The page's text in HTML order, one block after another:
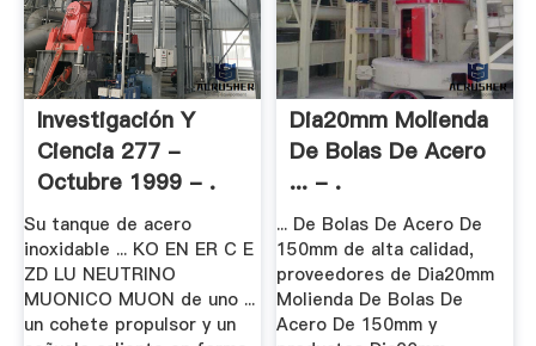
Investigación Y
Ciencia 277 -
Octubre 1999 - .
Su tanque de acero
inoxidable ... KO EN ER C E
ZD LU NEUTRINO
MUONICO MUON de uno ...
un cohete propulsor y un
Dia20mm Molienda
De Bolas De Acero
... - .
... De Bolas De Acero De
150mm de alta calidad,
proveedores de Dia20mm
Molienda De Bolas De
Acero De 150mm y